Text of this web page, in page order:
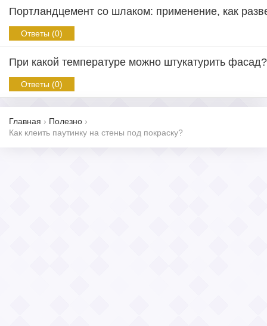
Портландцемент со шлаком: применение, как
Ответы (0)
При какой температуре можно штукатурить фасад?
Ответы (0)
Главная › Полезно ›
Как клеить паутинку на стены под покраску?